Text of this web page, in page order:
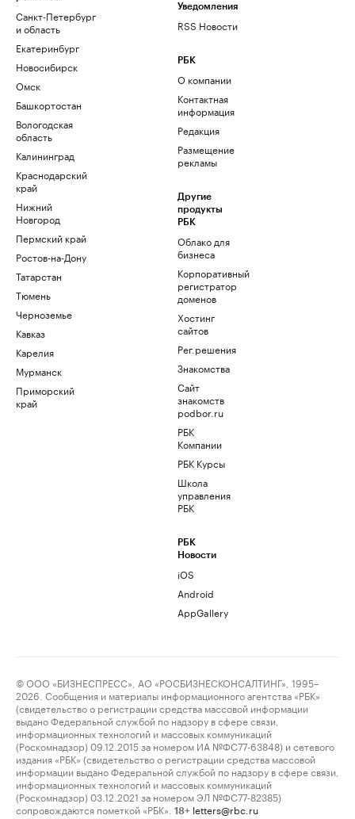
Санкт-Петербург
и область
Екатеринбург
Новосибирск
Омск
Башкортостан
Вологодская
область
Калининград
Краснодарский
край
Нижний
Новгород
Пермский край
Ростов-на-Дону
Татарстан
Тюмень
Черноземье
Кавказ
Карелия
Мурманск
Приморский
край
Уведомления
RSS Новости
РБК
О компании
Контактная
информация
Редакция
Размещение
рекламы
Другие
продукты
РБК
Облако для
бизнеса
Корпоративный
регистратор
доменов
Хостинг
сайтов
Рег.решения
Знакомства
Сайт
знакомств
podbor.ru
РБК
Компании
РБК Курсы
Школа
управления
РБК
РБК
Новости
iOS
Android
AppGallery
© ООО «БИЗНЕСПРЕСС», АО «РОСБИЗНЕСКОНСАЛТИНГ», 1995–
2026. Сообщения и материалы информационного агентства «РБК»
(свидетельство о регистрации средства массовой информации
выдано Федеральной службой по надзору в сфере связи,
информационных технологий и массовых коммуникаций
(Роскомнадзор) 09.12.2015 за номером ИА №ФС77-63848) и сетевого
издания «РБК» (свидетельство о регистрации средства массовой
информации выдано Федеральной службой по надзору в сфере связи,
информационных технологий и массовых коммуникаций
(Роскомнадзор) 03.12.2021 за номером ЭЛ №ФС77-82385)
сопровождаются пометкой «РБК».
18+ letters@rbc.ru